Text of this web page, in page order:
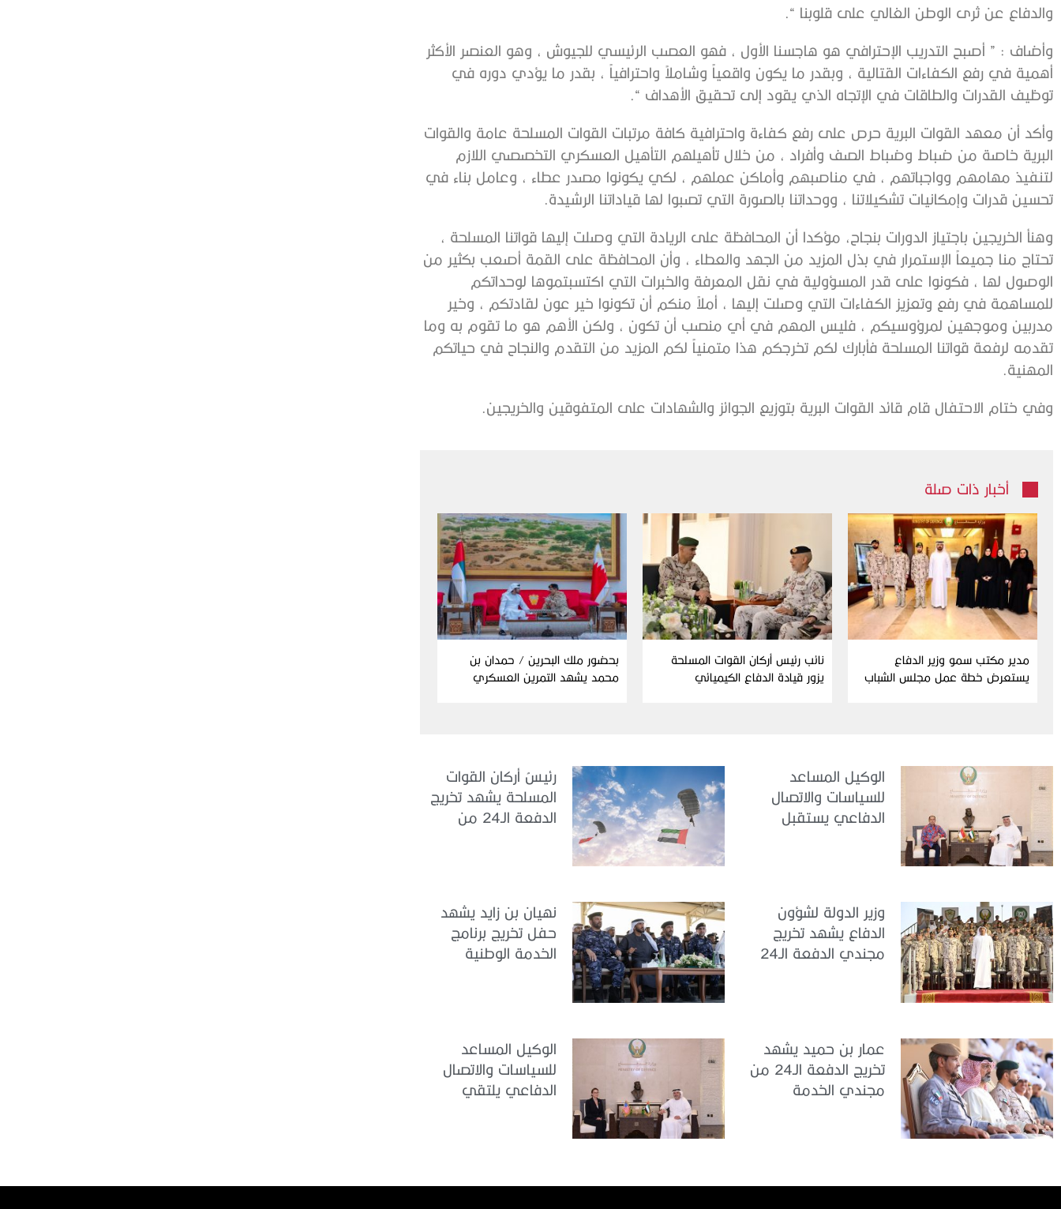
والدفاع عن ثرى الوطن الغالي على قلوبنا “.
وأضاف : ” أصبح التدريب الإحترافي هو هاجسنا الأول ، فهو العصب الرئيسي للجيوش ، وهو العنصر الأكثر
أهمية في رفع الكفاءات القتالية ، وبقدر ما يكون واقعياً وشاملاً واحترافياً ، بقدر ما يؤدي دوره في
توظيف القدرات والطاقات في الإتجاه الذي يقود إلى تحقيق الأهداف “.
وأكد أن معهد القوات البرية حرص على رفع كفاءة واحترافية كافة مرتبات القوات المسلحة عامة والقوات
البرية خاصة من ضباط وضباط الصف وأفراد ، من خلال تأهيلهم التأهيل العسكري التخصصي اللازم
لتنفيذ مهامهم وواجباتهم ، في مناصبهم وأماكن عملهم ، لكي يكونوا مصدر عطاء ، وعامل بناء في
تحسين قدرات وإمكانيات تشكيلاتنا ، ووحداتنا بالصورة التي تصبوا لها قياداتنا الرشيدة.
وهنأ الخريجين باجتياز الدورات بنجاح، مؤكدا أن المحافظة على الريادة التي وصلت إليها قواتنا المسلحة ،
تحتاج منا جميعاً الإستمرار في بذل المزيد من الجهد والعطاء ، وأن المحافظة على القمة أصعب بكثير من
الوصول لها ، فكونوا على قدر المسؤولية في نقل المعرفة والخبرات التي اكتسبتموها لوحداتكم
للمساهمة في رفع وتعزيز الكفاءات التي وصلت إليها ، أملاً منكم أن تكونوا خير عون لقادتكم ، وخير
مدربين وموجهين لمرؤوسيكم ، فليس المهم في أي منصب أن تكون ، ولكن الأهم هو ما تقوم به وما
تقدمه لرفعة قواتنا المسلحة فأبارك لكم تخرجكم هذا متمنياً لكم المزيد من التقدم والنجاح في حياتكم
المهنية.
وفي ختام الاحتفال قام قائد القوات البرية بتوزيع الجوائز والشهادات على المتفوقين والخريجين.
أخبار ذات صلة
مدير مكتب سمو وزير الدفاع
يستعرض خطة عمل مجلس الشباب
نائب رئيس أركان القوات المسلحة
يزور قيادة الدفاع الكيميائي
بحضور ملك البحرين / حمدان بن
محمد يشهد التمرين العسكري
الوكيل المساعد
للسياسات والاتصال
الدفاعي يستقبل
رئيسُ أركان القوات
المسلحة يشهد تخريج
الدفعة الـ24 من
وزير الدولة لشؤون
الدفاع يشهد تخريج
مجندي الدفعة الـ24
نهيان بن زايد يشهد
حفل تخريج برنامج
الخدمة الوطنية
عمار بن حميد يشهد
تخريج الدفعة الـ24 من
مجندي الخدمة
الوكيل المساعد
للسياسات والاتصال
الدفاعي يلتقي